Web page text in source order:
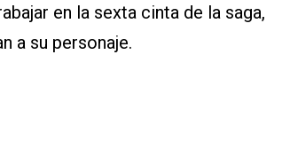
en la sexta cinta de la saga,
a su personaje.